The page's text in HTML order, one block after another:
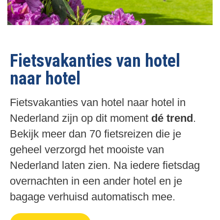
n
a
a
Fietsvakanties van hotel
naar hotel
Fietsvakanties van hotel naar hotel in
Nederland zijn op dit moment dé trend.
Bekijk meer dan 70 fietsreizen die je
geheel verzorgd het mooiste van
Nederland laten zien. Na iedere fietsdag
overnachten in een ander hotel en je
bagage verhuisd automatisch mee.